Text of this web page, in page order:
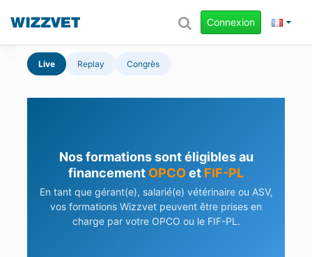
Connexion
Live Replay Congrès
Nos formations sont éligibles au
financement OPCOet FIF-PL
En tant que gérant(e), salarié(e) vétérinaire ou ASV,
vos formations Wizzvet peuvent être prises en
charge par votre OPCO ou le FIF-PL.